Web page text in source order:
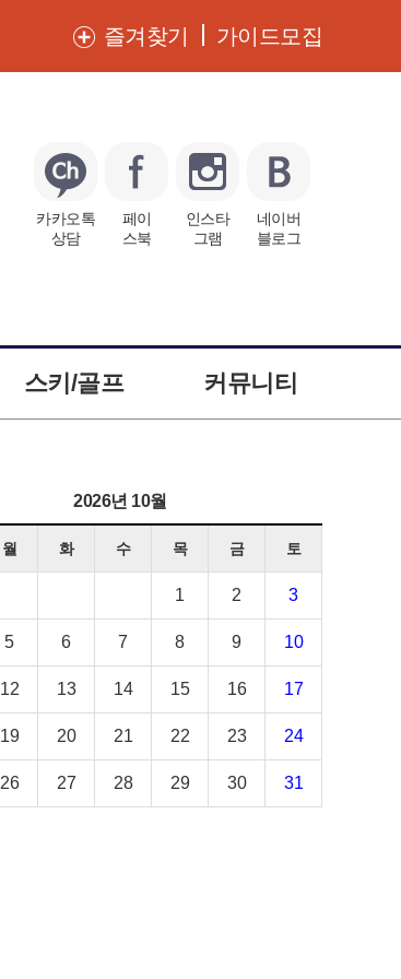
즐겨찾기 가이드모집
카카오톡
상담
페이
스북
인스타
그램
네이버
블로그
스키/골프 커뮤니티
2026년 10월
월 화 수 목 금 토
1 2 3
5 6 7 8 9 10
12 13 14 15 16 17
19 20 21 22 23 24
26 27 28 29 30 31